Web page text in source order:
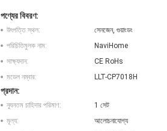
পণ্যের বিবরণ:
উৎপত্তি স্থল:
সেনজেন, গুয়াংডং
পরিচিতিমুলক নাম:
NaviHome
সাক্ষ্যদান:
CE RoHs
মডেল নম্বার:
LLT-CP7018H
প্রদান:
ন্যূনতম চাহিদার পরিমাণ:
1 সেট
মূল্য:
আলোচনাযোগ্য